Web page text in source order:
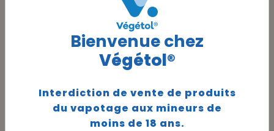
constatez l’un de ces deux éléments,
vous devez changer la résistance de
votre cigarette électronique.
Pourquoi votre cigarette électronique
Bienvenue chez
Végétol®
Interdiction de vente de produits
du vapotage aux mineurs de
moins de 18 ans.